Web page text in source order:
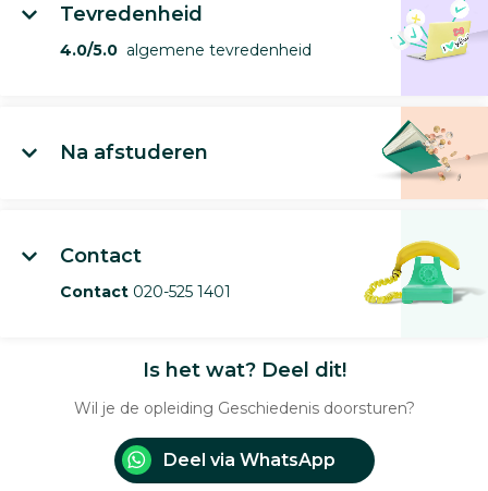
Tevredenheid
4.0/5.0 algemene tevredenheid
Na afstuderen
Contact
Contact 020-525 1401
Is het wat? Deel dit!
Wil je de opleiding Geschiedenis doorsturen?
Deel via WhatsApp